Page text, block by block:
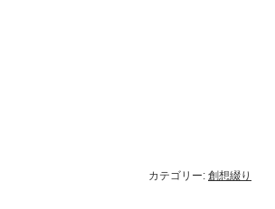
カテゴリー: 創想綴り